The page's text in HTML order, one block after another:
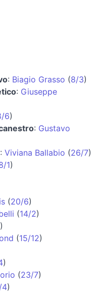
: Biagio Grasso (8/3)
: Giuseppe
6)
: Gustavo
: Viviana Ballabio (26/7)
1)
(20/6)
(14/2)
)
(15/12)
)
(23/7)
4)